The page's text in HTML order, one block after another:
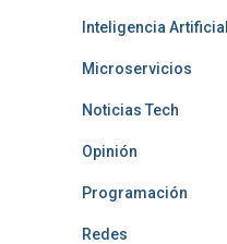
Inteligencia Artificial
Microservicios
Noticias Tech
Opinión
Programación
Redes